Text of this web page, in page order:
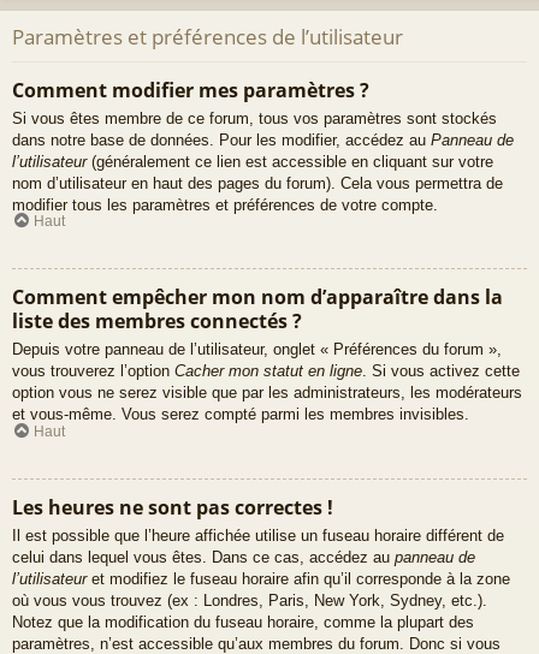
Paramètres et préférences de l’utilisateur
Comment modifier mes paramètres ?
Si vous êtes membre de ce forum, tous vos paramètres sont stockés
dans notre base de données. Pour les modifier, accédez au Panneau de
l’utilisateur(généralement ce lien est accessible en cliquant sur votre
nom d’utilisateur en haut des pages du forum). Cela vous permettra de
modifier tous les paramètres et préférences de votre compte.
Haut
Comment empêcher mon nom d’apparaître dans la
liste des membres connectés ?
Depuis votre panneau de l’utilisateur, onglet « Préférences du forum »,
vous trouverez l’option Cacher mon statut en ligne. Si vous activez cette
option vous ne serez visible que par les administrateurs, les modérateurs
et vous-même. Vous serez compté parmi les membres invisibles.
Haut
Les heures ne sont pas correctes !
Il est possible que l’heure affichée utilise un fuseau horaire différent de
celui dans lequel vous êtes. Dans ce cas, accédez au panneau de
l’utilisateuret modifiez le fuseau horaire afin qu’il corresponde à la zone
où vous vous trouvez (ex : Londres, Paris, New York, Sydney, etc.).
Notez que la modification du fuseau horaire, comme la plupart des
paramètres, n’est accessible qu’aux membres du forum. Donc si vous